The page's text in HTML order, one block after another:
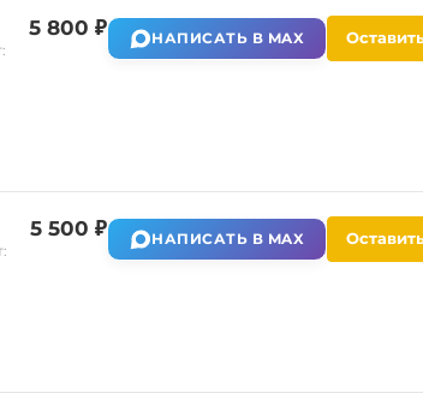
5 800 ₽ НАПИСАТЬ В MAX
5 500 ₽ НАПИСАТЬ В MAX